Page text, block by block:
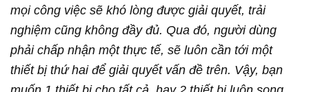
mọi công việc sẽ khó lòng được giải quyết, trải
nghiệm cũng không đầy đủ. Qua đó, người dùng
phải chấp nhận một thực tế, sẽ luôn cần tới một
thiết bị thứ hai để giải quyết vấn đề trên. Vậy, bạn